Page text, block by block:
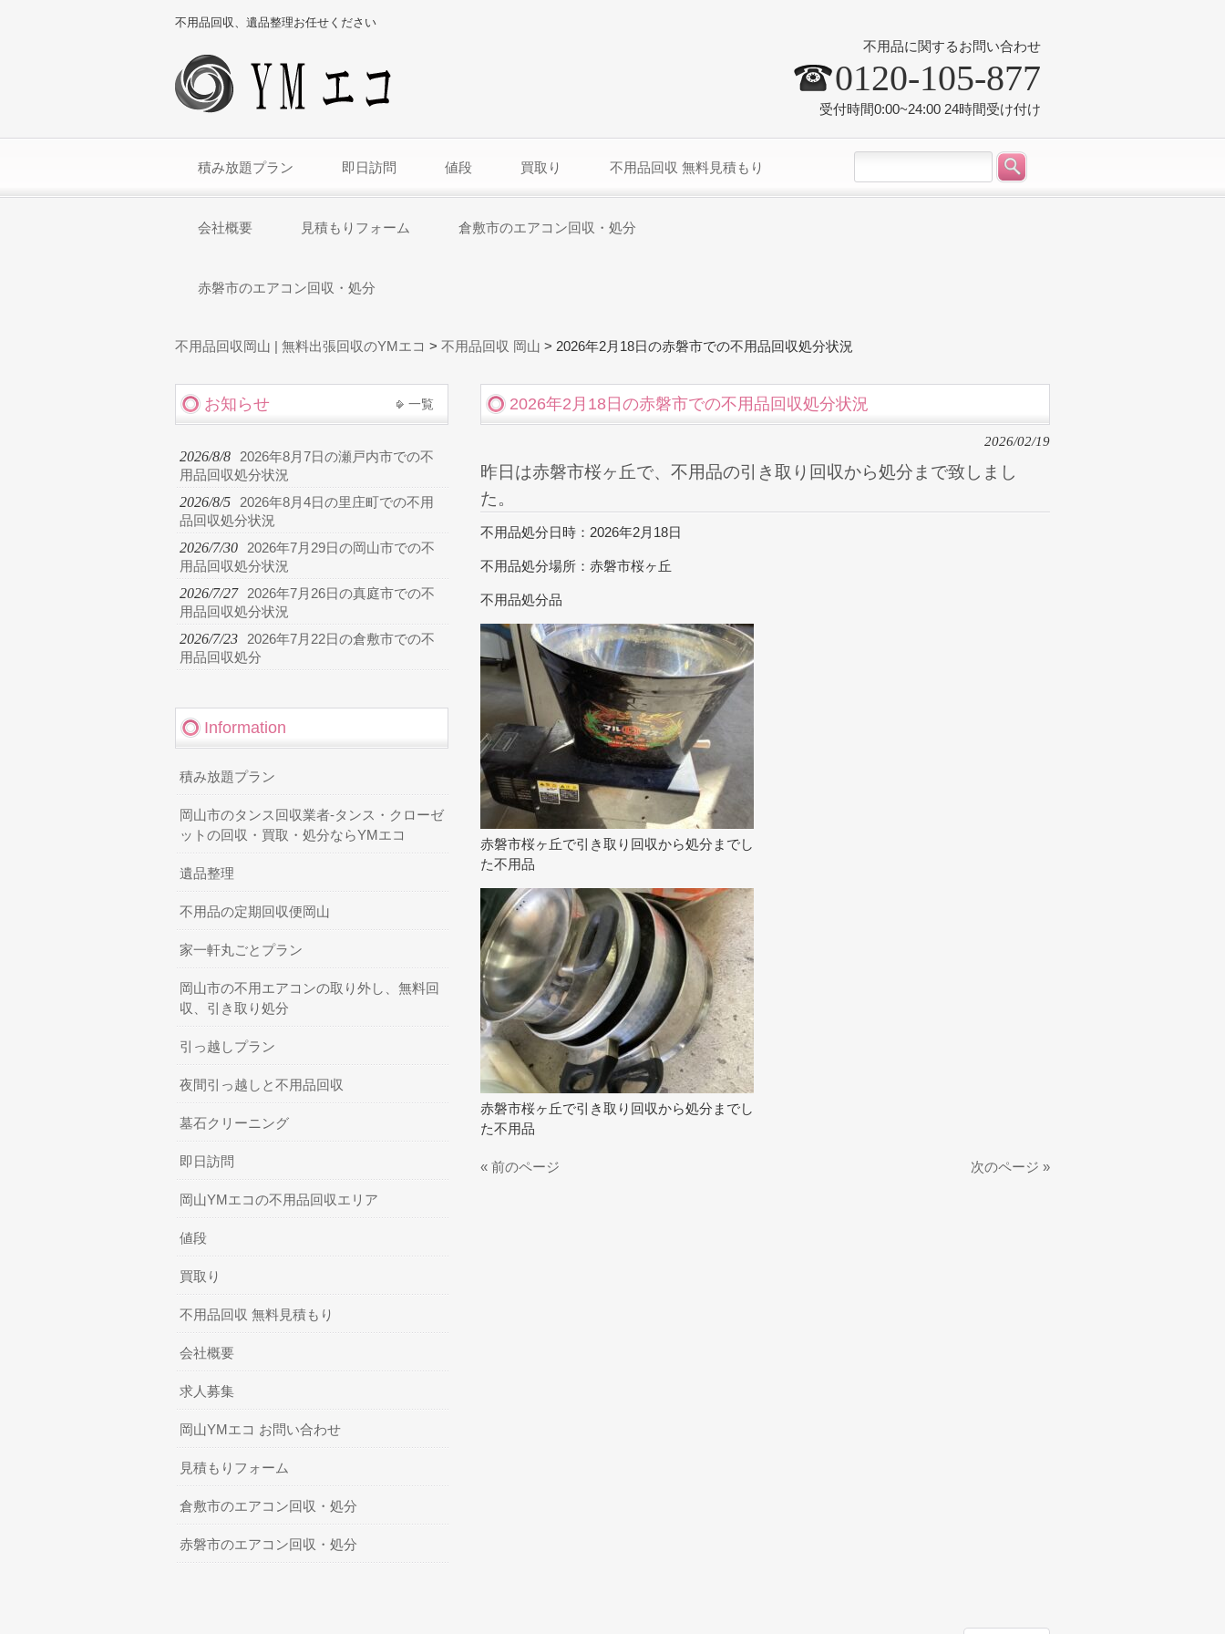
不用品回収、遺品整理お任せください
不用品に関するお問い合わせ
0120-105-877
受付時間0:00~24:00 24時間受け付け
積み放題プラン 即日訪問 値段 買取り 不用品回収 無料見積もり
会社概要 見積もりフォーム 倉敷市のエアコン回収・処分
赤磐市のエアコン回収・処分
不用品回収岡山 | 無料出張回収のYMエコ > 不用品回収 岡山 > 2026年2月18日の赤磐市での不用品回収処分状況
2026年2月18日の赤磐市での不用品回収処分状況
2026/02/19
昨日は赤磐市桜ヶ丘で、不用品の引き取り回収から処分まで致しまし
た。
不用品処分日時：2026年2月18日
不用品処分場所：赤磐市桜ヶ丘
不用品処分品
赤磐市桜ヶ丘で引き取り回収から処分までし
た不用品
赤磐市桜ヶ丘で引き取り回収から処分までし
た不用品
« 前のページ 次のページ »
お知らせ 一覧
2026/8/8
2026年8月7日の瀬戸内市での不
用品回収処分状況
2026/8/5
2026年8月4日の里庄町での不用
品回収処分状況
2026/7/30
2026年7月29日の岡山市での不
用品回収処分状況
2026/7/27
2026年7月26日の真庭市での不
用品回収処分状況
2026/7/23
2026年7月22日の倉敷市での不
用品回収処分
Information
積み放題プラン
岡山市のタンス回収業者-タンス・クローゼ
ットの回収・買取・処分ならYMエコ
遺品整理
不用品の定期回収便岡山
家一軒丸ごとプラン
岡山市の不用エアコンの取り外し、無料回
収、引き取り処分
引っ越しプラン
夜間引っ越しと不用品回収
墓石クリーニング
即日訪問
岡山YMエコの不用品回収エリア
値段
買取り
不用品回収 無料見積もり
会社概要
求人募集
岡山YMエコ お問い合わせ
見積もりフォーム
倉敷市のエアコン回収・処分
赤磐市のエアコン回収・処分